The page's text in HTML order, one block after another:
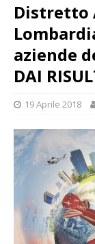
Distretto
aziende
DAI
19 Aprile 2018